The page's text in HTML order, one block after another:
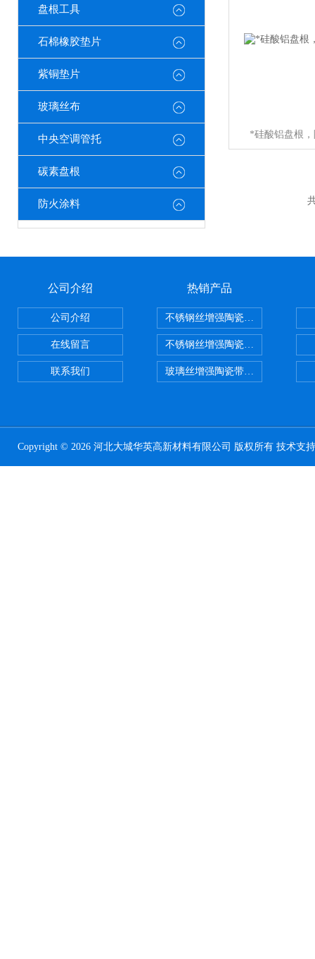
盘根工具
石棉橡胶垫片
紫铜垫片
玻璃丝布
中央空调管托
碳素盘根
防火涂料
*硅酸铝盘根
公司介绍
公司介绍
在线留言
联系我们
热销产品
不锈钢丝增强陶瓷纤维布，陶瓷布
不锈钢丝增强陶瓷纤维布应用范围
玻璃丝增强陶瓷带，硅酸铝纤维
Copyright © 2026 河北大城华英高新材料有限公司 版权所有 技术支